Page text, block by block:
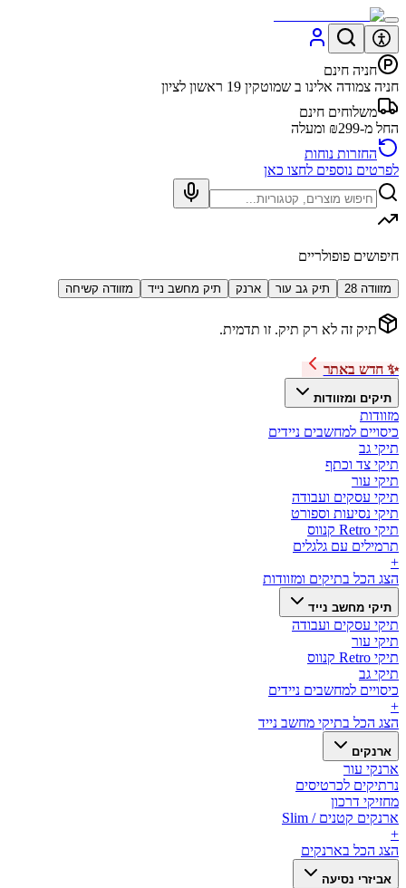
חניה חינם
חניה צמודה אלינו ב שמוטקין 19 ראשון לציון
משלוחים חינם
החל מ-₪299 ומעלה
החזרות נוחות
לפרטים נוספים לחצו כאן
חיפושים פופולריים
מזוודה 28 תיק גב עור ארנק תיק מחשב נייד מזוודה קשיחה
תיק זה לא רק תיק. זו תדמית.
✨ חדש באתר
תיקים ומזוודות
מזוודות
כיסויים למחשבים ניידים
תיקי גב
תיקי צד וכתף
תיקי עור
תיקי עסקים ועבודה
תיקי נסיעות וספורט
תיקי Retro קנווס
תרמילים עם גלגלים
+
הצג הכל בתיקים ומזוודות
תיקי מחשב נייד
תיקי עסקים ועבודה
תיקי עור
תיקי Retro קנווס
תיקי גב
כיסויים למחשבים ניידים
+
הצג הכל בתיקי מחשב נייד
ארנקים
ארנקי עור
נרתיקים לכרטיסים
מחזיקי דרכון
ארנקים קטנים / Slim
+
הצג הכל בארנקים
אביזרי נסיעה